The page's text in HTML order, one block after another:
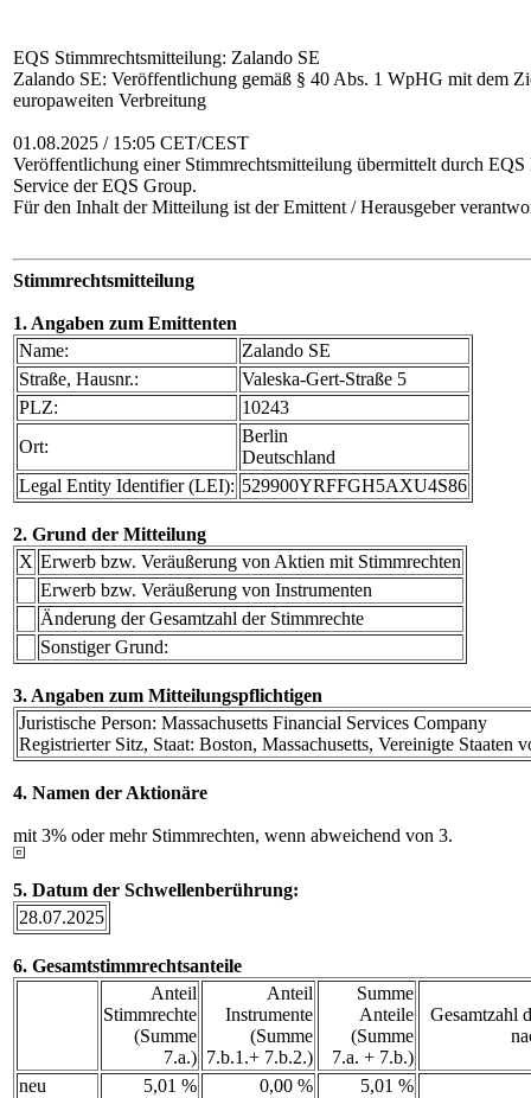
EQS Stimmrechtsmitteilung: Zalando SE
Zalando SE: Veröffentlichung gemäß § 40 Abs. 1 WpHG mit dem
europaweiten Verbreitung
01.08.2025 / 15:05 CET/CEST
Veröffentlichung einer Stimmrechtsmitteilung übermittelt durch EQS
Service der EQS Group.
Für den Inhalt der Mitteilung ist der Emittent / Herausgeber
Stimmrechtsmitteilung
1. Angaben zum Emittenten
Name:
Zalando SE
Straße, Hausnr.:
Valeska-Gert-Straße 5
PLZ:
10243
Ort:
Berlin
Deutschland
Legal Entity Identifier (LEI): 529900YRFFGH5AXU4S86
2. Grund der Mitteilung
X Erwerb bzw. Veräußerung von Aktien mit Stimmrechten
Erwerb bzw. Veräußerung von Instrumenten
Änderung der Gesamtzahl der Stimmrechte
Sonstiger Grund:
3. Angaben zum Mitteilungspflichtigen
Juristische Person: Massachusetts Financial Services Company
Registrierter Sitz, Staat: Boston, Massachusetts, Vereinigte Staaten
4. Namen der Aktionäre
mit 3% oder mehr Stimmrechten, wenn abweichend von 3.
5. Datum der Schwellenberührung:
28.07.2025
6. Gesamtstimmrechtsanteile
Anteil
Stimmrechte
(Summe
7.a.)
Anteil
Instrumente
(Summe
7.b.1.+ 7.b.2.)
Summe
Anteile
(Summe
7.a. + 7.b.)
Gesamtzahl
neu 5,01 % 0,00 % 5,01 %